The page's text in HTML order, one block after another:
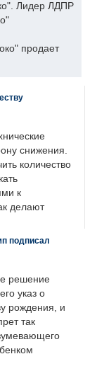
Лидер ЛДПР
продает
снижения.
количество
к
делают
подписал
решение
указ о
рождения, и
так